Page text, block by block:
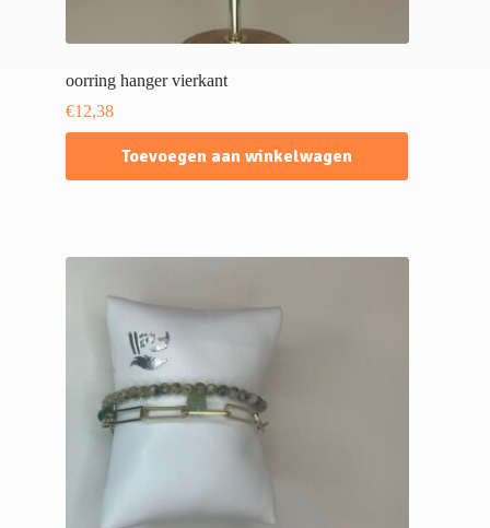
oorring hanger vierkant
€12,38
Toevoegen aan winkelwagen